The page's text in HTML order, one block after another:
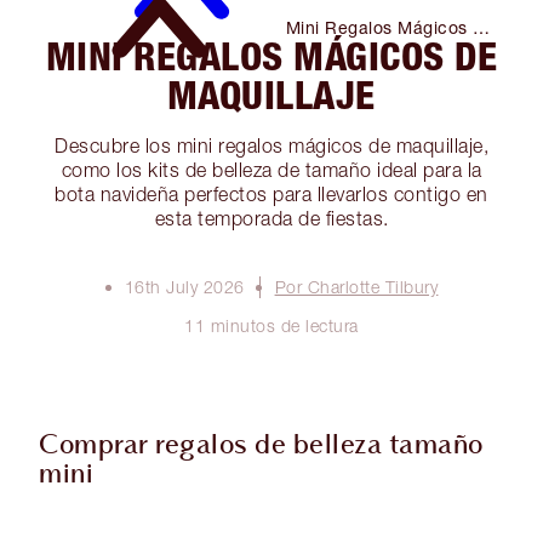
Mini Regalos Mágicos De
Maquillaje
MINI REGALOS MÁGICOS DE
MAQUILLAJE
Descubre los mini regalos mágicos de maquillaje,
como los kits de belleza de tamaño ideal para la
bota navideña perfectos para llevarlos contigo en
esta temporada de fiestas.
16th July 2026
Por Charlotte Tilbury
11 minutos de lectura
Comprar regalos de belleza tamaño
mini